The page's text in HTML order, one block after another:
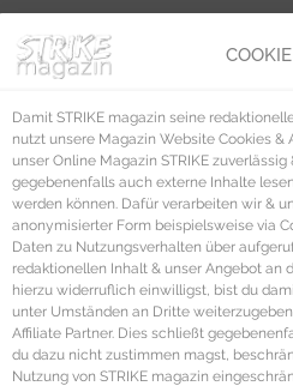
Damit STRIKE magazin seine
nutzt unsere Magazin Website Cookies
unser Online Magazin STRIKE
gegebenenfalls auch externe Inhalte
werden können. Dafür verarbeiten wir &
anonymisierter Form beispielsweise via
Daten zu Nutzungsverhalten über
redaktionellen Inhalt & unser Angebot an
hierzu widerruflich einwilligst, bist du
unter Umständen an Dritte
Affiliate Partner. Dies schließt
du dazu nicht zustimmen magst,
Nutzung von STRIKE magazin